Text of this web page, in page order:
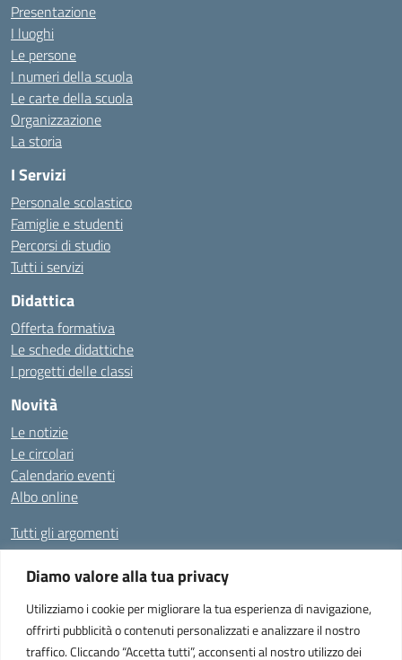
Diamo valore alla tua privacy
Utilizziamo i cookie per migliorare la tua esperienza di navigazione,
offrirti pubblicità o contenuti personalizzati e analizzare il nostro
traffico. Cliccando “Accetta tutti”, acconsenti al nostro utilizzo dei
Presentazione
I luoghi
Le persone
I numeri della scuola
Le carte della scuola
Organizzazione
La storia
I Servizi
Personale scolastico
Famiglie e studenti
Percorsi di studio
Tutti i servizi
Didattica
Offerta formativa
Le schede didattiche
I progetti delle classi
Novità
Le notizie
Le circolari
Calendario eventi
Albo online
Tutti gli argomenti
Amministrazione TrasparenteAlbo Online
Dichiarazione di accessibilità